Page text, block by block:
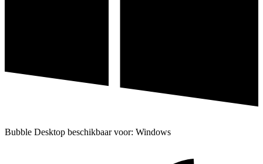
Bubble Desktop beschikbaar voor: Windows